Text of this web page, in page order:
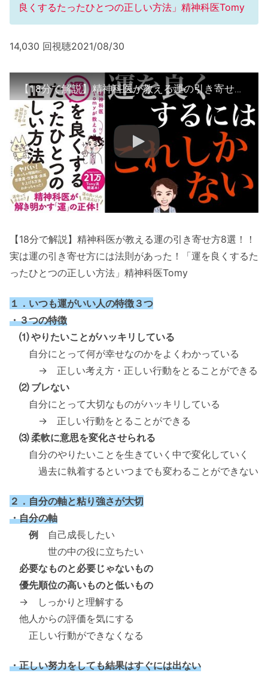
良くするたったひとつの正しい方法」精神科医Tomy
14,030 回視聴2021/08/30
【18分で解説】精神科医が教える運の引き寄せ方8選！！実は運の引き寄せ方には法則があった！「運を良くするたったひとつの正しい方法」精神科医Tomy
【18分で解説】精神科医が教える運の引き寄せ方8選！！
実は運の引き寄せ方には法則があった！「運を良くするた
ったひとつの正しい方法」精神科医Tomy
１．いつも運がいい人の特徴３つ
・３つの特徴
⑴ やりたいことがハッキリしている
自分にとって何が幸せなのかをよくわかっている
→ 正しい考え方・正しい行動をとることができる
⑵ ブレない
自分にとって大切なものがハッキリしている
→ 正しい行動をとることができる
⑶ 柔軟に意思を変化させられる
自分のやりたいことを生きていく中で変化していく
過去に執着するといつまでも変わることができない
２．自分の軸と粘り強さが大切
・自分の軸
例 自己成長したい
世の中の役に立ちたい
必要なものと必要じゃないもの
優先順位の高いものと低いもの
→ しっかりと理解する
他人からの評価を気にする
正しい行動ができなくなる
・正しい努力をしても結果はすぐには出ない